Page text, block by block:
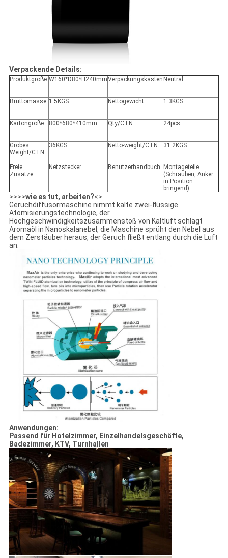
Verpackende Details:
Produktgröße:W160*D80*H240mmVerpackungskasten Neutral
Bruttomasse 1.5KGS Nettogewicht 1.3KGS
Kartongröße: 800*680*410mm Qty/CTN: 24pcs
Grobes
Weight/CTN
36KGS Netto-weight/CTN: 31.2KGS
Freie
Zusätze:
Netzstecker Benutzerhandbuch
Montageteile
(Schrauben, Anker
in Position
bringend)
>>>>wie es tut, arbeiten?<>
Geruchdiffusormaschine nimmt kalte zwei-flüssige
Atomisierungstechnologie, der
Hochgeschwindigkeitszusammenstoß von Kaltluft schlägt
Aromaöl in Nanoskalanebel, die Maschine sprüht den Nebel aus
dem Zerstäuber heraus, der Geruch fließt entlang durch die Luft
an.
Anwendungen:
Passend für Hotelzimmer, Einzelhandelsgeschäfte,
Badezimmer, KTV, Turnhallen